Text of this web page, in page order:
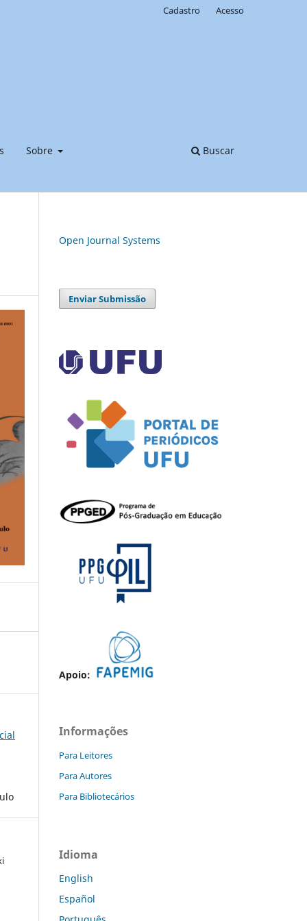
Sobre Buscar
Cadastro Acesso
Open Journal Systems
Enviar Submissão
Apoio:
Informações
Para Leitores
Para Autores
Para Bibliotecários
Idioma
English
Español